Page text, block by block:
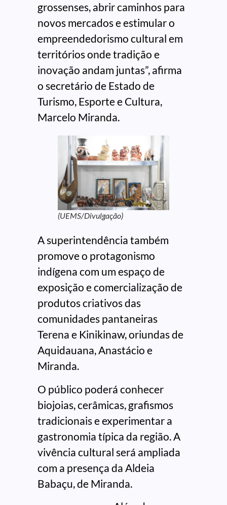
grossenses, abrir caminhos para
novos mercados e estimular o
empreendedorismo cultural em
territórios onde tradição e
inovação andam juntas”, afirma
o secretário de Estado de
Turismo, Esporte e Cultura,
Marcelo Miranda.
(UEMS/Divulgação)
A superintendência também
promove o protagonismo
indígena com um espaço de
exposição e comercialização de
produtos criativos das
comunidades pantaneiras
Terena e Kinikinaw, oriundas de
Aquidauana, Anastácio e
Miranda.
O público poderá conhecer
biojoias, cerâmicas, grafismos
tradicionais e experimentar a
gastronomia típica da região. A
vivência cultural será ampliada
com a presença da Aldeia
Babaçu, de Miranda.